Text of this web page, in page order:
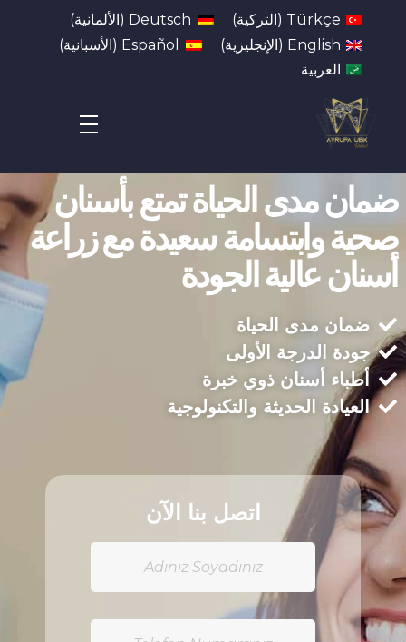
Türkçe
(التركية)
Deutsch
(الألمانية)
English
(الإنجليزية)
Español
(الأسبانية)
العربية
ضمان مدى الحياة تمتع بأسنان
صحية وابتسامة سعيدة مع زراعة
أسنان عالية الجودة
ضمان مدى الحياة
جودة الدرجة الأولى
أطباء أسنان ذوي خبرة
العيادة الحديثة والتكنولوجية
اتصل بنا الآن